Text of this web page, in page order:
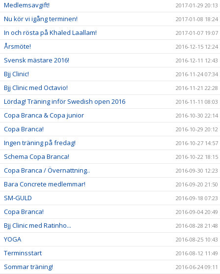
Medlemsavgift! 2017-01-29 20:13
Nu kör vi igång terminen! 2017-01-08 18:24
In och rösta på Khaled Laallam! 2017-01-07 19:07
Årsmöte! 2016-12-15 12:24
Svensk mästare 2016! 2016-12-11 12:43
Bjj Clinic! 2016-11-24 07:34
Bjj Clinic med Octavio! 2016-11-21 22:28
Lördag! Träning inför Swedish open 2016 2016-11-11 08:03
Copa Branca & Copa junior 2016-10-30 22:14
Copa Branca! 2016-10-29 20:12
Ingen träning på fredag! 2016-10-27 14:57
Schema Copa Branca! 2016-10-22 18:15
Copa Branca / Övernattning.. 2016-09-30 12:23
Bara Concrete medlemmar! 2016-09-20 21:50
SM-GULD 2016-09-18 07:23
Copa Branca! 2016-09-04 20:49
Bjj Clinic med Ratinho... 2016-08-28 21:48
YOGA 2016-08-25 10:43
Terminsstart 2016-08-12 11:49
Sommar träning! 2016-06-24 09:11